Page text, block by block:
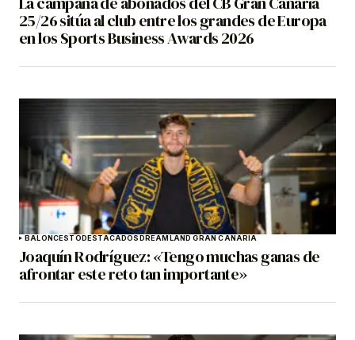
25/26 sitúa al club entre los grandes de Europa
en los Sports Business Awards 2026
BALONCESTODESTACADOSDREAMLAND GRAN CANARIA
Joaquín Rodríguez: «Tengo muchas ganas de
afrontar este reto tan importante»